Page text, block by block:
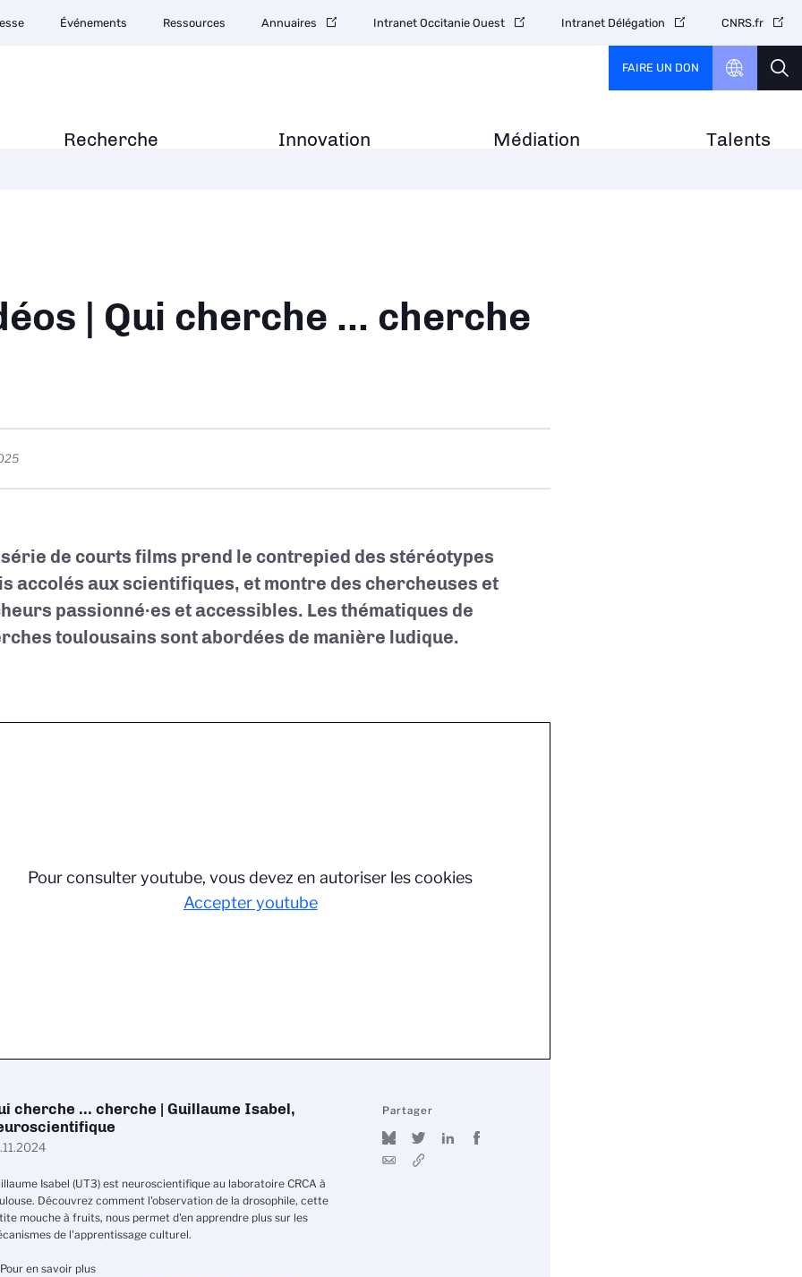
Recherche Innovation Médiation Talents
Événements Ressources Annuaires Intranet Occitanie Ouest Intranet Délégation CNRS.fr
FAIRE UN DON
| Qui cherche ... cherche
de courts films prend le contrepied des stéréotypes
accolés aux scientifiques, et montre des chercheuses et
passionné·es et accessibles. Les thématiques de
toulousains sont abordées de manière ludique.
Pour consulter youtube, vous devez en autoriser les cookies
Accepter youtube
cherche ... cherche | Guillaume Isabel,
Isabel (UT3) est neuroscientifique au laboratoire CRCA à
Découvrez comment l'observation de la drosophile, cette
mouche à fruits, nous permet d'en apprendre plus sur les
de l'apprentissage culturel.
en savoir plus
Partager